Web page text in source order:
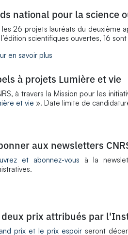
national pour la science
les 26 projets lauréats du deuxième
scientifiques ouvertes, 16 sont
en savoir plus
à projets Lumière et vie
à travers la Mission pour les
et vie ». Date limite de
aux newsletters
et abonnez-vous à la
deux prix attribués par
prix et le prix espoir seront